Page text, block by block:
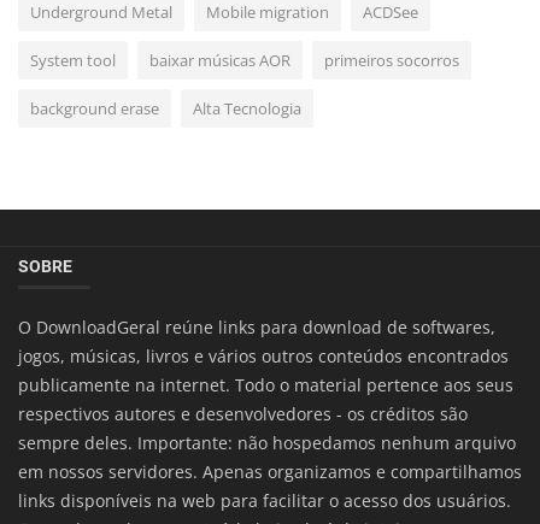
Underground Metal Mobile migration ACDSee
System tool baixar músicas AOR primeiros socorros
background erase Alta Tecnologia
SOBRE
O DownloadGeral reúne links para download de softwares,
jogos, músicas, livros e vários outros conteúdos encontrados
publicamente na internet. Todo o material pertence aos seus
respectivos autores e desenvolvedores - os créditos são
sempre deles. Importante: não hospedamos nenhum arquivo
em nossos servidores. Apenas organizamos e compartilhamos
links disponíveis na web para facilitar o acesso dos usuários.